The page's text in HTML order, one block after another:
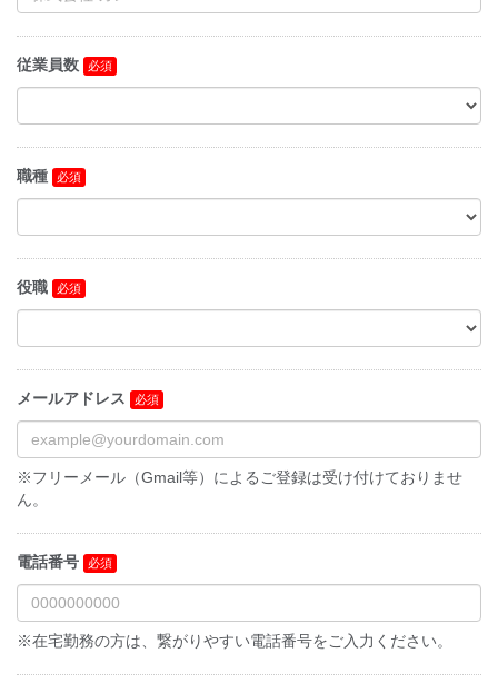
従業員数
職種
役職
メールアドレス
※フリーメール（Gmail等）によるご登録は受け付けておりませ
ん。
電話番号
※在宅勤務の方は、繋がりやすい電話番号をご入力ください。